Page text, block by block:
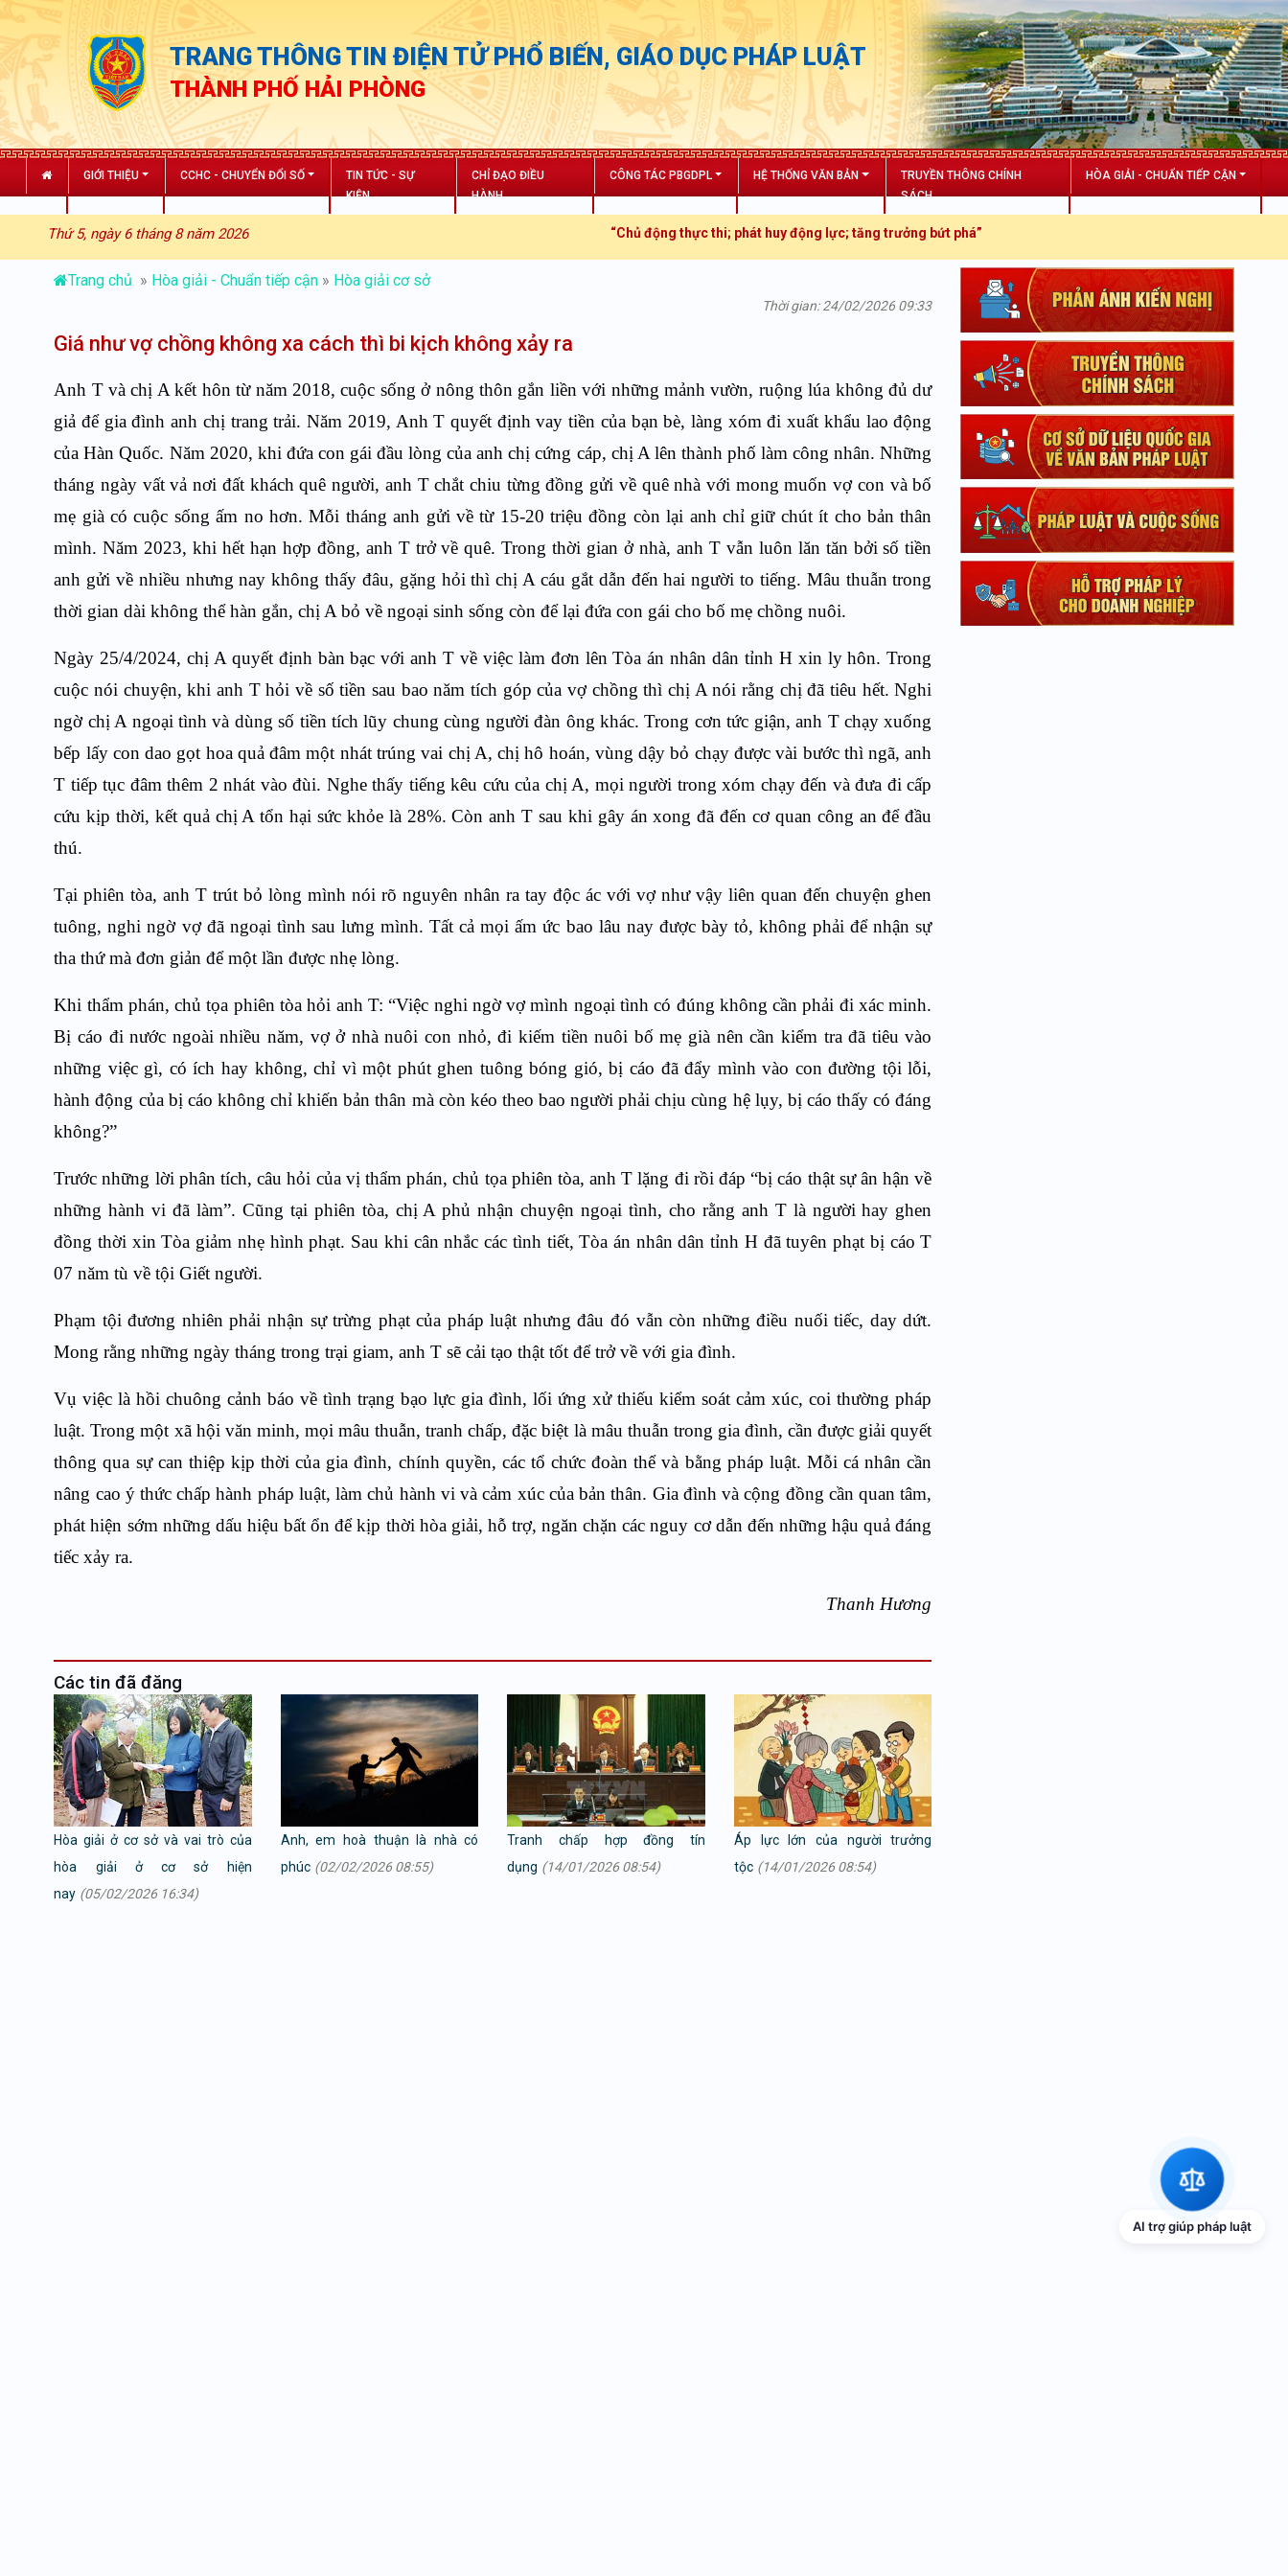
TRANG THÔNG TIN ĐIỆN TỬ PHỔ BIẾN, GIÁO DỤC PHÁP LUẬT
THÀNH PHỐ HẢI PHÒNG
GIỚI THIỆU CCHC - CHUYỂN ĐỔI SỐ
TIN TỨC - SỰ
KIỆN
CHỈ ĐẠO ĐIỀU
HÀNH
CÔNG TÁC PBGDPL HỆ THỐNG VĂN BẢN
TRUYỀN THÔNG CHÍNH
SÁCH
HÒA GIẢI - CHUẨN TIẾP CẬN
Thứ 5, ngày 6 tháng 8 năm 2026 “Chủ động thực thi; phát huy động lực; tăng trưởng bứt phá”
Trang chủ » Hòa giải - Chuẩn tiếp cận » Hòa giải cơ sở
Thời gian: 24/02/2026 09:33
Giá như vợ chồng không xa cách thì bi kịch không xảy ra
Anh T và chị A kết hôn từ năm 2018, cuộc sống ở nông thôn gắn liền với những mảnh vườn, ruộng lúa không đủ dư
giả để gia đình anh chị trang trải. Năm 2019, Anh T quyết định vay tiền của bạn bè, làng xóm đi xuất khẩu lao động
của Hàn Quốc. Năm 2020, khi đứa con gái đầu lòng của anh chị cứng cáp, chị A lên thành phố làm công nhân. Những
tháng ngày vất vả nơi đất khách quê người, anh T chắt chiu từng đồng gửi về quê nhà với mong muốn vợ con và bố
mẹ già có cuộc sống ấm no hơn. Mỗi tháng anh gửi về từ 15-20 triệu đồng còn lại anh chỉ giữ chút ít cho bản thân
mình. Năm 2023, khi hết hạn hợp đồng, anh T trở về quê. Trong thời gian ở nhà, anh T vẫn luôn lăn tăn bởi số tiền
anh gửi về nhiều nhưng nay không thấy đâu, gặng hỏi thì chị A cáu gắt dẫn đến hai người to tiếng. Mâu thuẫn trong
thời gian dài không thể hàn gắn, chị A bỏ về ngoại sinh sống còn để lại đứa con gái cho bố mẹ chồng nuôi.
Ngày 25/4/2024, chị A quyết định bàn bạc với anh T về việc làm đơn lên Tòa án nhân dân tỉnh H xin ly hôn. Trong
cuộc nói chuyện, khi anh T hỏi về số tiền sau bao năm tích góp của vợ chồng thì chị A nói rằng chị đã tiêu hết. Nghi
ngờ chị A ngoại tình và dùng số tiền tích lũy chung cùng người đàn ông khác. Trong cơn tức giận, anh T chạy xuống
bếp lấy con dao gọt hoa quả đâm một nhát trúng vai chị A, chị hô hoán, vùng dậy bỏ chạy được vài bước thì ngã, anh
T tiếp tục đâm thêm 2 nhát vào đùi. Nghe thấy tiếng kêu cứu của chị A, mọi người trong xóm chạy đến và đưa đi cấp
cứu kịp thời, kết quả chị A tổn hại sức khỏe là 28%. Còn anh T sau khi gây án xong đã đến cơ quan công an để đầu
thú.
Tại phiên tòa, anh T trút bỏ lòng mình nói rõ nguyên nhân ra tay độc ác với vợ như vậy liên quan đến chuyện ghen
tuông, nghi ngờ vợ đã ngoại tình sau lưng mình. Tất cả mọi ấm ức bao lâu nay được bày tỏ, không phải để nhận sự
tha thứ mà đơn giản để một lần được nhẹ lòng.
Khi thẩm phán, chủ tọa phiên tòa hỏi anh T: “Việc nghi ngờ vợ mình ngoại tình có đúng không cần phải đi xác minh.
Bị cáo đi nước ngoài nhiều năm, vợ ở nhà nuôi con nhỏ, đi kiếm tiền nuôi bố mẹ già nên cần kiểm tra đã tiêu vào
những việc gì, có ích hay không, chỉ vì một phút ghen tuông bóng gió, bị cáo đã đẩy mình vào con đường tội lỗi,
hành động của bị cáo không chỉ khiến bản thân mà còn kéo theo bao người phải chịu cùng hệ lụy, bị cáo thấy có đáng
không?”
Trước những lời phân tích, câu hỏi của vị thẩm phán, chủ tọa phiên tòa, anh T lặng đi rồi đáp “bị cáo thật sự ân hận về
những hành vi đã làm”. Cũng tại phiên tòa, chị A phủ nhận chuyện ngoại tình, cho rằng anh T là người hay ghen
đồng thời xin Tòa giảm nhẹ hình phạt. Sau khi cân nhắc các tình tiết, Tòa án nhân dân tỉnh H đã tuyên phạt bị cáo T
07 năm tù về tội Giết người.
Phạm tội đương nhiên phải nhận sự trừng phạt của pháp luật nhưng đâu đó vẫn còn những điều nuối tiếc, day dứt.
Mong rằng những ngày tháng trong trại giam, anh T sẽ cải tạo thật tốt để trở về với gia đình.
Vụ việc là hồi chuông cảnh báo về tình trạng bạo lực gia đình, lối ứng xử thiếu kiểm soát cảm xúc, coi thường pháp
luật. Trong một xã hội văn minh, mọi mâu thuẫn, tranh chấp, đặc biệt là mâu thuẫn trong gia đình, cần được giải quyết
thông qua sự can thiệp kịp thời của gia đình, chính quyền, các tổ chức đoàn thể và bằng pháp luật. Mỗi cá nhân cần
nâng cao ý thức chấp hành pháp luật, làm chủ hành vi và cảm xúc của bản thân. Gia đình và cộng đồng cần quan tâm,
phát hiện sớm những dấu hiệu bất ổn để kịp thời hòa giải, hỗ trợ, ngăn chặn các nguy cơ dẫn đến những hậu quả đáng
tiếc xảy ra.
Thanh Hương
Các tin đã đăng
Hòa giải ở cơ sở và vai trò của
hòa giải ở cơ sở hiện
nay (05/02/2026 16:34)
Anh, em hoà thuận là nhà có
phúc (02/02/2026 08:55)
Tranh chấp hợp đồng tín
dụng (14/01/2026 08:54)
Áp lực lớn của người trưởng
tộc (14/01/2026 08:54)
AI trợ giúp pháp luật